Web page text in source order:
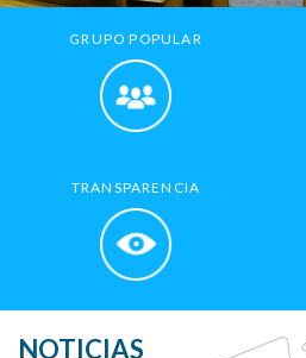
GRUPO POPULAR
TRANSPARENCIA
NOTICIAS